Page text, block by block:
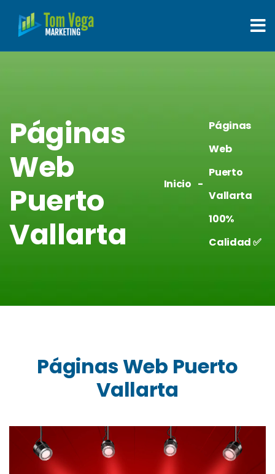
Páginas
Web
Puerto
Vallarta
Inicio
Páginas
Web
Puerto
Vallarta
100%
Calidad ✅
Páginas Web Puerto
Vallarta